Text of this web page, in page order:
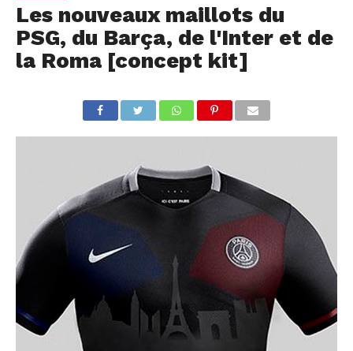
Les nouveaux maillots du
PSG, du Barça, de l'Inter et de
la Roma [concept kit]